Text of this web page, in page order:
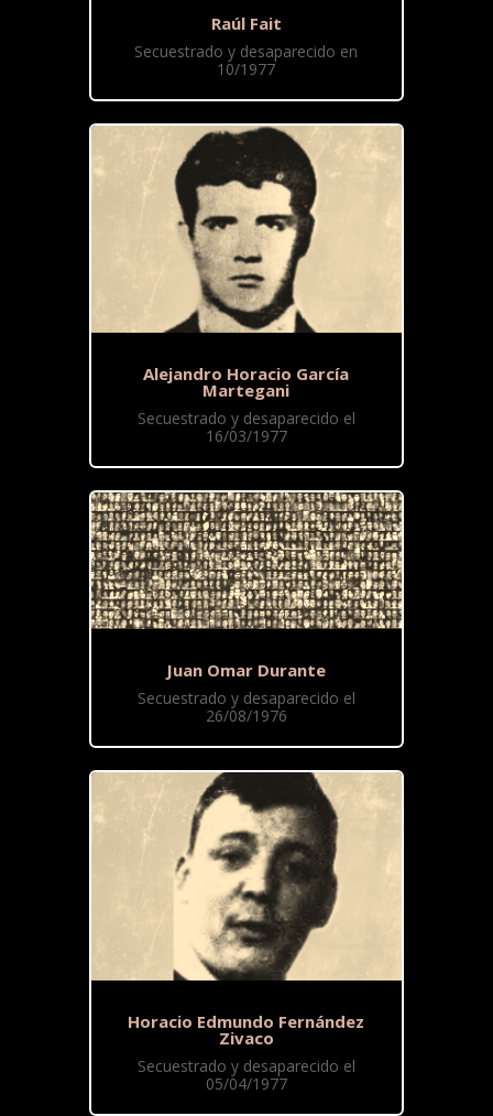
Raúl Fait
Secuestrado y desaparecido en
10/1977
Alejandro Horacio García
Martegani
Secuestrado y desaparecido el
16/03/1977
Juan Omar Durante
Secuestrado y desaparecido el
26/08/1976
Horacio Edmundo Fernández
Zivaco
Secuestrado y desaparecido el
05/04/1977